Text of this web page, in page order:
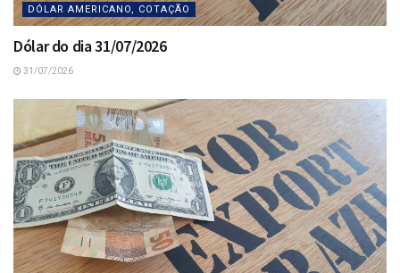
DÓLAR AMERICANO, COTAÇÃO
Dólar do dia 31/07/2026
31/07/2026